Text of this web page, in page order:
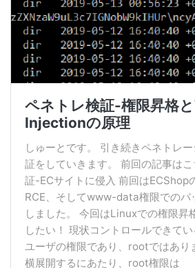
ペネトレ検証-権限昇格
Injectionの原理
しゅーとです。 引き続きペネトレ
証をしていきます。 前回の記事は
証-ECサイトに侵入 前回はECShop
RCE、そしてwww-data権限でのバ
しました。 今回はLinuxでの権限昇
したい！ 現状コントロールできて
ユーザの権限であり、rootではあり
横展開するにあたり、root権限は